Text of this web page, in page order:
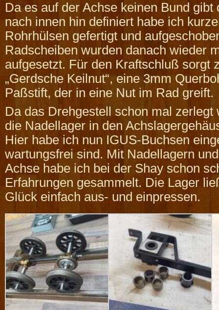
Da es auf der Achse keinen Bund gibt
nach innen hin definiert habe ich
Rohrhülsen gefertigt und
Radscheiben wurden danach wieder
aufgesetzt. Für den Kraftschluß sorgt
„Gerdsche Keilnut“, eine 3mm
Paßstift, der in eine Nut im Rad greift.
Da das Drehgestell schon mal zerlegt
die Nadellager in den
Hier habe ich nun IGUS-Buchsen
wartungsfrei sind. Mit Nadellagern
Achse habe ich bei der Shay schon
Erfahrungen gesammelt. Die Lager
Glück einfach aus- und einpressen.